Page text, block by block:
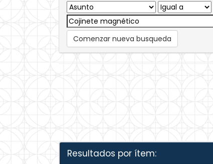
Comenzar nueva busqueda
Resultados por ítem: